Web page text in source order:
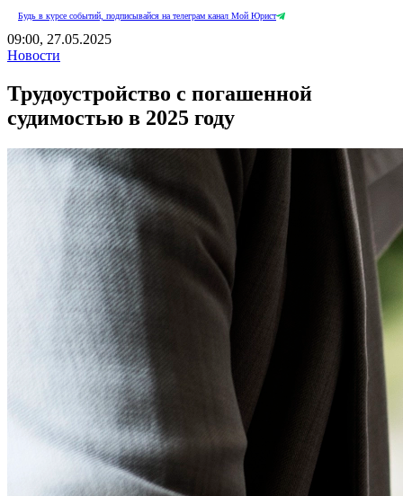
Будь в курсе событий, подписывайся на телеграм канал Мой Юрист
09:00, 27.05.2025
Новости
Трудоустройство с погашенной
судимостью в 2025 году